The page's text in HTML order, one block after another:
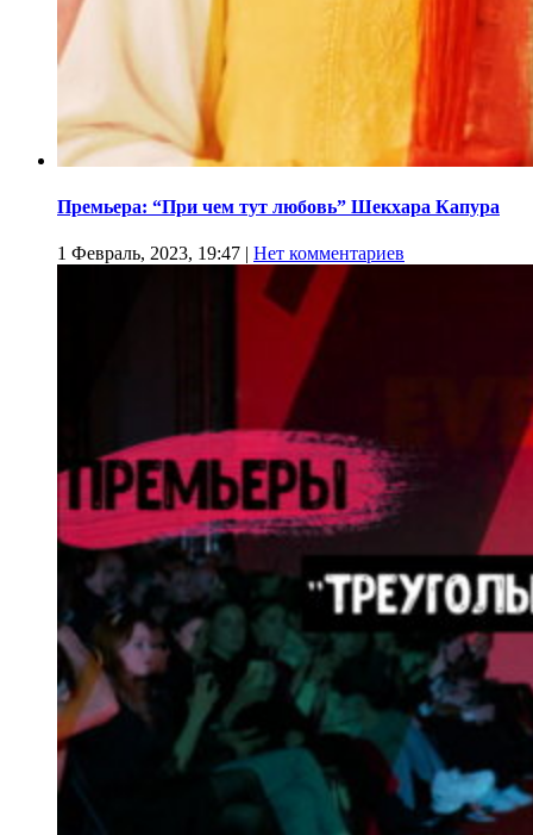
Премьера: “При чем тут любовь” Шекхара Капура
1 Февраль, 2023, 19:47 | Нет комментариев